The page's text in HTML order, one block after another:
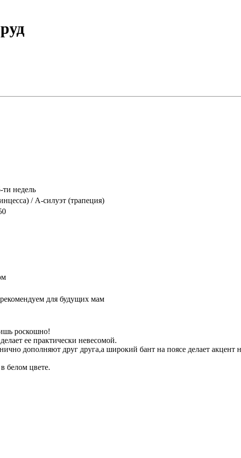
недель
/ А-силуэт (трапеция)
для будущих мам
роскошно!
ее практически невесомой.
дополняют друг друга,а широкий бант на поясе делает
белом цвете.